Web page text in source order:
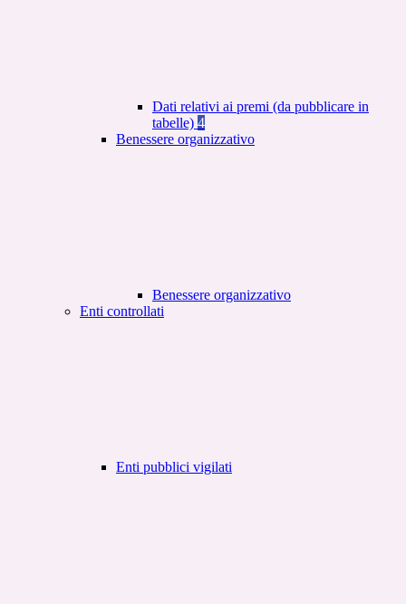
Dati relativi ai premi (da pubblicare in
tabelle) 4
Benessere organizzativo
Benessere organizzativo
Enti controllati
Enti pubblici vigilati